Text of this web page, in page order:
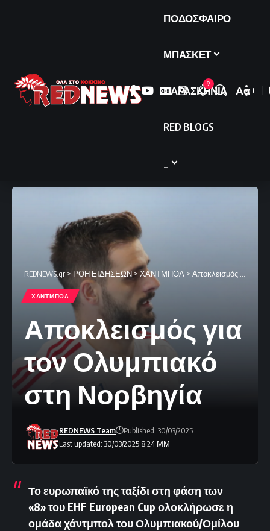
ΠΟΔΟΣΦΑΙΡΟ
ΜΠΑΣΚΕΤ
ΠΑΡΑΣΚΗΝΙΑ
RED BLOGS
9
Font
Αα
REDNEWS.gr > ΡΟΗ ΕΙΔΗΣΕΩΝ> ΧΑΝΤΜΠΟΛ > Αποκλεισμός για τον Ολυμπιακό στη Νορβηγία
ΧΑΝΤΜΠΟΛ
Αποκλεισμός για
τον Ολυμπιακό
στη Νορβηγία
Last updated: 30/03/2025 8:24 ΜΜ
REDNEWS Team Published: 30/03/2025
Το ευρωπαϊκό της ταξίδι στη φάση των
«8» του EHF European Cup ολοκλήρωσε η
ομάδα χάντμπολ του Ολυμπιακού/Ομίλου